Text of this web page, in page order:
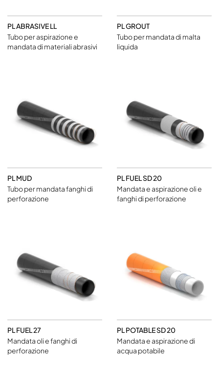
PL ABRASIVE LL
Tubo per aspirazione e
mandata di materiali abrasivi
PL GROUT
Tubo per mandata di malta
liquida
PL MUD
Tubo per mandata fanghi di
perforazione
PL FUEL SD 20
Mandata e aspirazione oli e
fanghi di perforazione
PL FUEL 27
Mandata oli e fanghi di
perforazione
PL POTABLE SD 20
Mandata e aspirazione di
acqua potabile